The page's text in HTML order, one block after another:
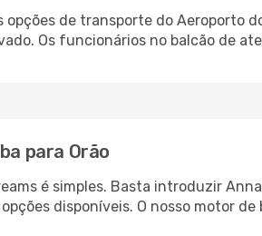
opções de transporte do Aeroporto
Os funcionários no balcão de
para Orão
é simples. Basta introduzir
disponíveis. O nosso motor